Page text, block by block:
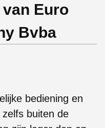
Euro
Bvba
bediening en
buiten de